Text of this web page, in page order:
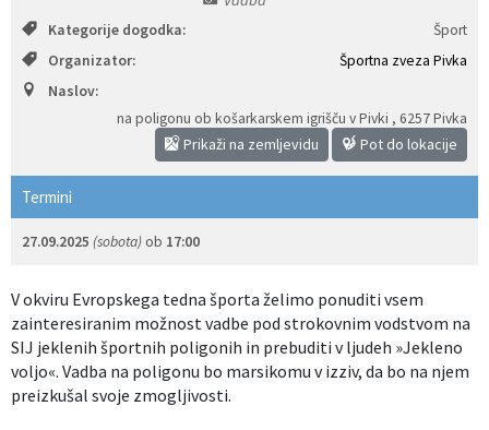
Kategorije dogodka:
Šport
Organizator:
Športna zveza Pivka
Naslov:
na poligonu ob košarkarskem igrišču v Pivki , 6257 Pivka
Prikaži na zemljevidu Pot do lokacije
Termini
27.09.2025 (sobota) ob 17:00
V okviru Evropskega tedna športa želimo ponuditi vsem
zainteresiranim možnost vadbe pod strokovnim vodstvom na
SIJ jeklenih športnih poligonih in prebuditi v ljudeh »Jekleno
voljo«. Vadba na poligonu bo marsikomu v izziv, da bo na njem
preizkušal svoje zmogljivosti.
Izobraževanje
Kultura, šport in turizem
Skupna občinska uprava